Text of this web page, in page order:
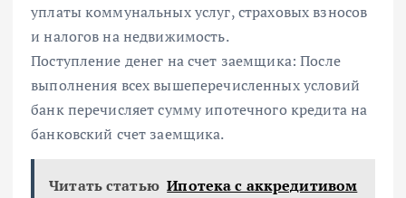
уплаты коммунальных услуг, страховых взносов
и налогов на недвижимость.
Поступление денег на счет заемщика: После
выполнения всех вышеперечисленных условий
банк перечисляет сумму ипотечного кредита на
банковский счет заемщика.
Читать статью Ипотека с аккредитивом